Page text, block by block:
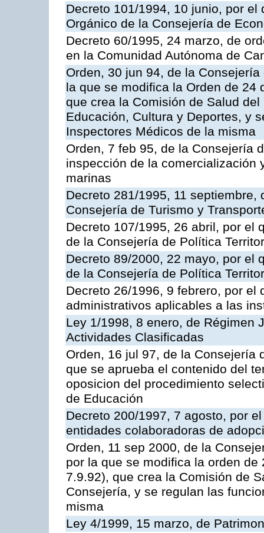
Decreto 101/1994, 10 junio, por
Orgánico de la Consejería de
Decreto 60/1995, 24 marzo, de
en la Comunidad Autónoma de
Orden, 30 jun 94, de la
la que se modifica la Orden de 24
que crea la Comisión de Salud
Educación, Cultura y Deportes, y
Inspectores Médicos de la misma
Orden, 7 feb 95, de la Consejería
inspección de la comercialización
marinas
Decreto 281/1995, 11
Consejería de Turismo y
Decreto 107/1995, 26 abril, por el
de la Consejería de Política
Decreto 89/2000, 22 mayo, por el
de la Consejería de Política
Decreto 26/1996, 9 febrero, por
administrativos aplicables a las
Ley 1/1998, 8 enero, de Régimen
Actividades Clasificadas
Orden, 16 jul 97, de la Consejería
que se aprueba el contenido del
oposicion del procedimiento
de Educación
Decreto 200/1997, 7 agosto, por
entidades colaboradoras de
Orden, 11 sep 2000, de la
por la que se modifica la orden
7.9.92), que crea la Comisión de
Consejería, y se regulan las
misma
Ley 4/1999, 15 marzo, de